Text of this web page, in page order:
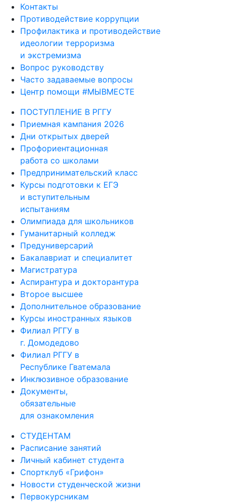
Контакты
Противодействие коррупции
Профилактика и противодействие
идеологии терроризма
и экстремизма
Вопрос руководству
Часто задаваемые вопросы
Центр помощи #МЫВМЕСТЕ
ПОСТУПЛЕНИЕ В РГГУ
Приемная кампания 2026
Дни открытых дверей
Профориентационная
работа со школами
Предпринимательский класс
Курсы подготовки к ЕГЭ
и вступительным
испытаниям
Олимпиада для школьников
Гуманитарный колледж
Предуниверсарий
Бакалавриат и специалитет
Магистратура
Аспирантура и докторантура
Второе высшее
Дополнительное образование
Курсы иностранных языков
Филиал РГГУ в
г. Домодедово
Филиал РГГУ в
Республике Гватемала
Инклюзивное образование
Документы,
обязательные
для ознакомления
СТУДЕНТАМ
Расписание занятий
Личный кабинет студента
Спортклуб «Грифон»
Новости студенческой жизни
Первокурсникам